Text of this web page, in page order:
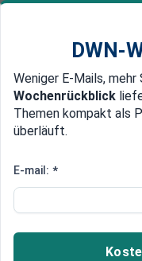
Newsticker MEIN
Edelmetalle
Etwa 1,4 Millionen Menschen
1,4
DWN-
Weniger E-Mails, mehr
Wochenrückblick
Themen kompakt als
überläuft.
E-mail: *